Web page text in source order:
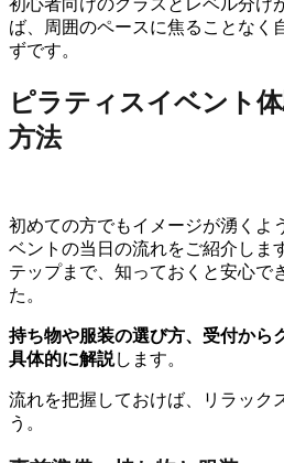
ば、周囲のペースに焦ることなく
ずです。
ピラティスイベント
方法
初めての方でもイメージが湧くよ
ベントの当日の流れをご紹介しま
テップまで、知っておくと安心で
た。
持ち物や服装の選び方、受付から
具体的に解説します。
流れを把握しておけば、リラック
う。